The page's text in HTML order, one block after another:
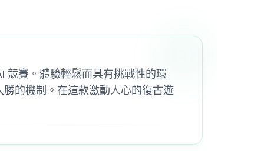
競賽。體驗輕鬆而具有挑戰性的環
的機制。在這款激動人心的復古遊